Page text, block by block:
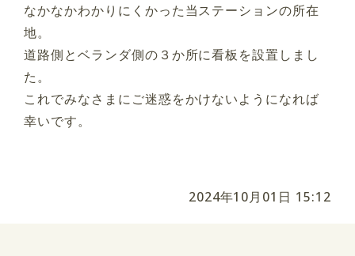
なかなかわかりにくかった当ステーションの所在
地。
道路側とベランダ側の３か所に看板を設置しまし
た。
これでみなさまにご迷惑をかけないようになれば
幸いです。
2024年10月01日 15:12